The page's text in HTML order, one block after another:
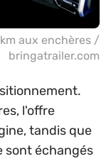
aux enchères /
bringatrailer.com
l'offre
tandis que
sont échangés